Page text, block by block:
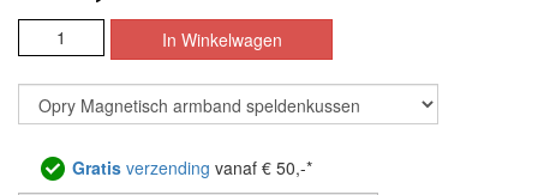
Gratis verzending vanaf € 50,-*